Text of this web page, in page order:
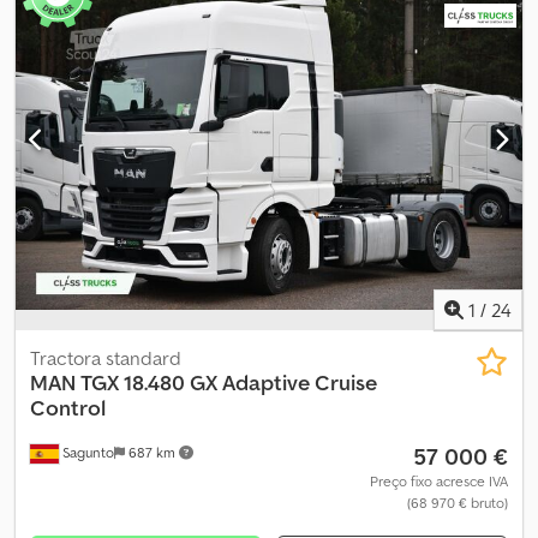
de velocidade de cruzeiro
, Informa-se que os documentos do
veículo são espanhóis. Em caso de venda em Itália, a
nacionalização e o registo ficam a cargo do cliente comprador.
Dcedpoynmafjfx Abiek O veículo está disponível ao preço de
Compra Imediata ou é possível enviar a sua proposta e iniciar uma
negociação.
1 / 24
Sagunto 687 km
Tractora standard
MAN TGX 18.480 GX Adaptive Cruise
Control
57 000 €
Preço fixo acresce IVA
(68 970 € bruto)